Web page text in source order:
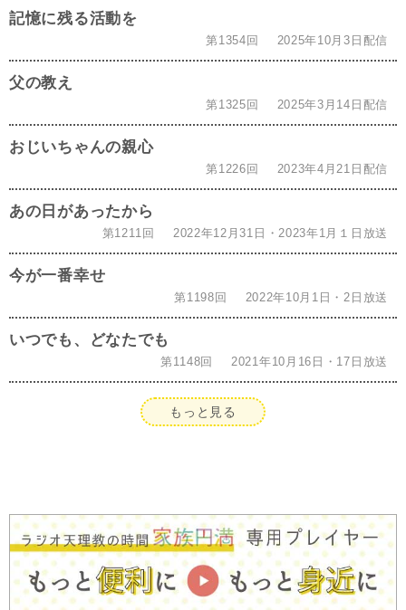
記憶に残る活動を
第1354回 2025年10月3日配信
父の教え
第1325回 2025年3月14日配信
おじいちゃんの親心
第1226回 2023年4月21日配信
あの日があったから
第1211回 2022年12月31日・2023年1月１日放送
今が一番幸せ
第1198回 2022年10月1日・2日放送
いつでも、どなたでも
第1148回 2021年10月16日・17日放送
もっと見る